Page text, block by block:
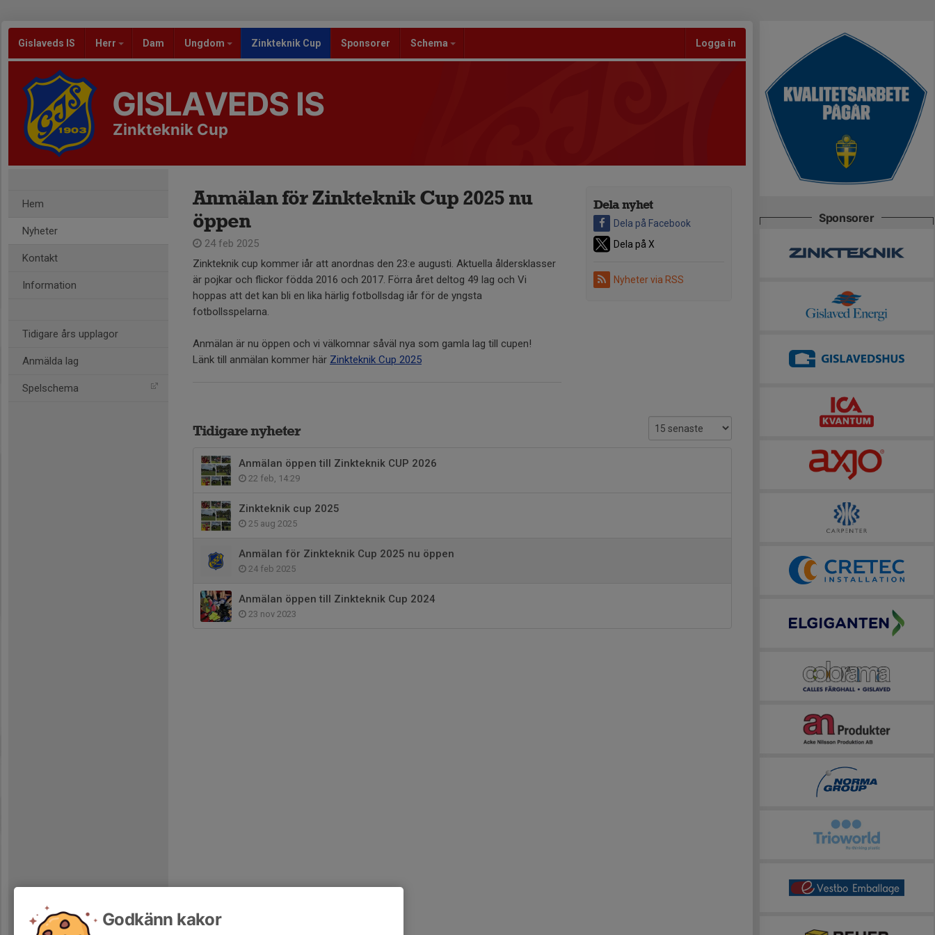
Gislaveds IS Herr Dam Ungdom Zinkteknik Cup Sponsorer Schema Logga in
GISLAVEDS IS
Zinkteknik Cup
Hem
Nyheter
Kontakt
Information
Tidigare års upplagor
Anmälda lag
Spelschema
Dela nyhet
Dela på Facebook
Dela på X
Nyheter via RSS
Anmälan för Zinkteknik Cup 2025 nu
öppen
24 feb 2025
Zinkteknik cup kommer iår att anordnas den 23:e augusti. Aktuella åldersklasser
är pojkar och flickor födda 2016 och 2017. Förra året deltog 49 lag och Vi
hoppas att det kan bli en lika härlig fotbollsdag iår för de yngsta
fotbollsspelarna.
Anmälan är nu öppen och vi välkomnar såväl nya som gamla lag till cupen!
Länk till anmälan kommer här Zinkteknik Cup 2025
Tidigare nyheter
Anmälan öppen till Zinkteknik CUP 2026
22 feb, 14:29
Zinkteknik cup 2025
25 aug 2025
Anmälan för Zinkteknik Cup 2025 nu öppen
24 feb 2025
Anmälan öppen till Zinkteknik Cup 2024
23 nov 2023
Sponsorer
Godkänn kakor